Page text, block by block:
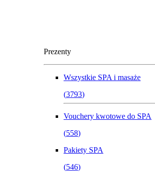
Prezenty
Wszystkie SPA i masaże
(3793)
Vouchery kwotowe do SPA
(558)
Pakiety SPA
(546)